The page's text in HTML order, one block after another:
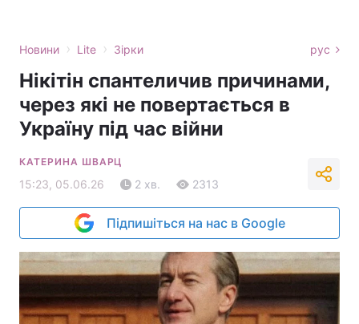
Новини › Lite › Зірки рус
Нікітін спантеличив причинами,
через які не повертається в
Україну під час війни
КАТЕРИНА ШВАРЦ
15:23, 05.06.26 2 хв. 2313
Підпишіться на нас в Google